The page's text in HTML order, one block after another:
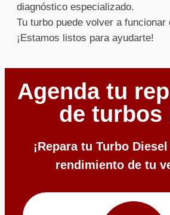
diagnóstico especializado.
Tu turbo puede volver a funcionar
¡Estamos listos para ayudarte!
Agenda tu
de turbos
¡Repara tu Turbo
rendimiento de tu